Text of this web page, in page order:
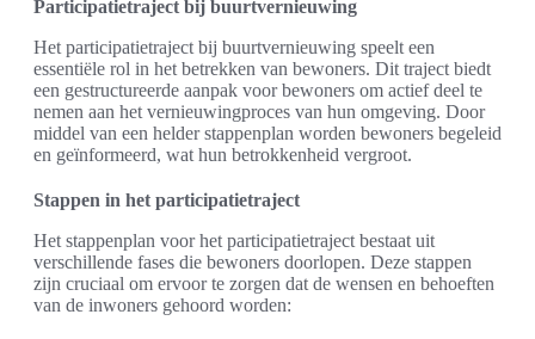
Participatietraject bij buurtvernieuwing
Het participatietraject bij buurtvernieuwing speelt een
essentiële rol in het betrekken van bewoners. Dit traject biedt
een gestructureerde aanpak voor bewoners om actief deel te
nemen aan het vernieuwingproces van hun omgeving. Door
middel van een helder stappenplan worden bewoners begeleid
en geïnformeerd, wat hun betrokkenheid vergroot.
Stappen in het participatietraject
Het stappenplan voor het participatietraject bestaat uit
verschillende fases die bewoners doorlopen. Deze stappen
zijn cruciaal om ervoor te zorgen dat de wensen en behoeften
van de inwoners gehoord worden: